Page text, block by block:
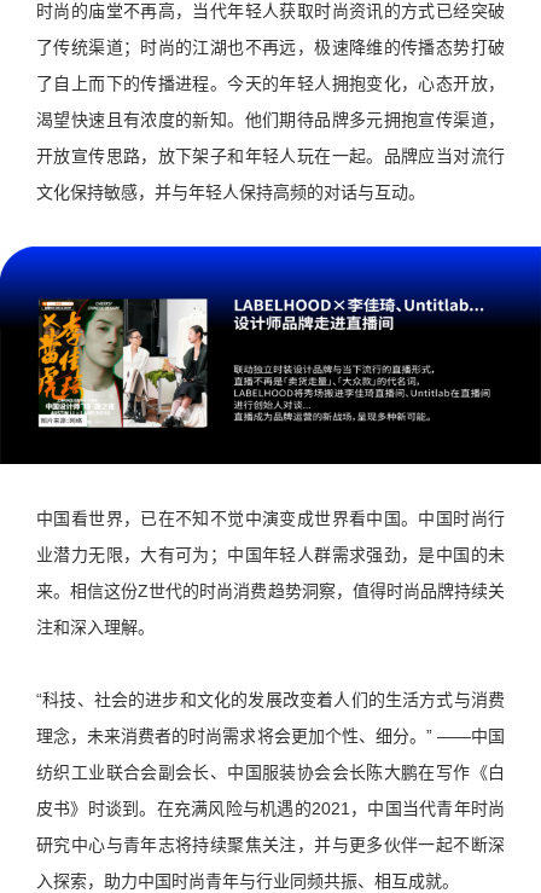
时尚的庙堂不再高，当代年轻人获取时尚资讯的方式已经突破
了传统渠道；时尚的江湖也不再远，极速降维的传播态势打破
了自上而下的传播进程。今天的年轻人拥抱变化，心态开放，
渴望快速且有浓度的新知。他们期待品牌多元拥抱宣传渠道，
开放宣传思路，放下架子和年轻人玩在一起。品牌应当对流行
文化保持敏感，并与年轻人保持高频的对话与互动。
中国看世界，已在不知不觉中演变成世界看中国。中国时尚行
业潜力无限，大有可为；中国年轻人群需求强劲，是中国的未
来。相信这份Z世代的时尚消费趋势洞察，值得时尚品牌持续关
注和深入理解。
“科技、社会的进步和文化的发展改变着人们的生活方式与消费
理念，未来消费者的时尚需求将会更加个性、细分。” ——中国
纺织工业联合会副会长、中国服装协会会长陈大鹏在写作《白
皮书》时谈到。在充满风险与机遇的2021，中国当代青年时尚
研究中心与青年志将持续聚焦关注，并与更多伙伴一起不断深
入探索，助力中国时尚青年与行业同频共振、相互成就。